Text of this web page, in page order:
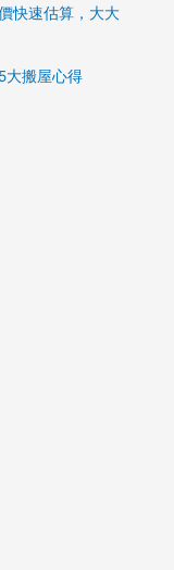
快速估算，大大
大搬屋心得